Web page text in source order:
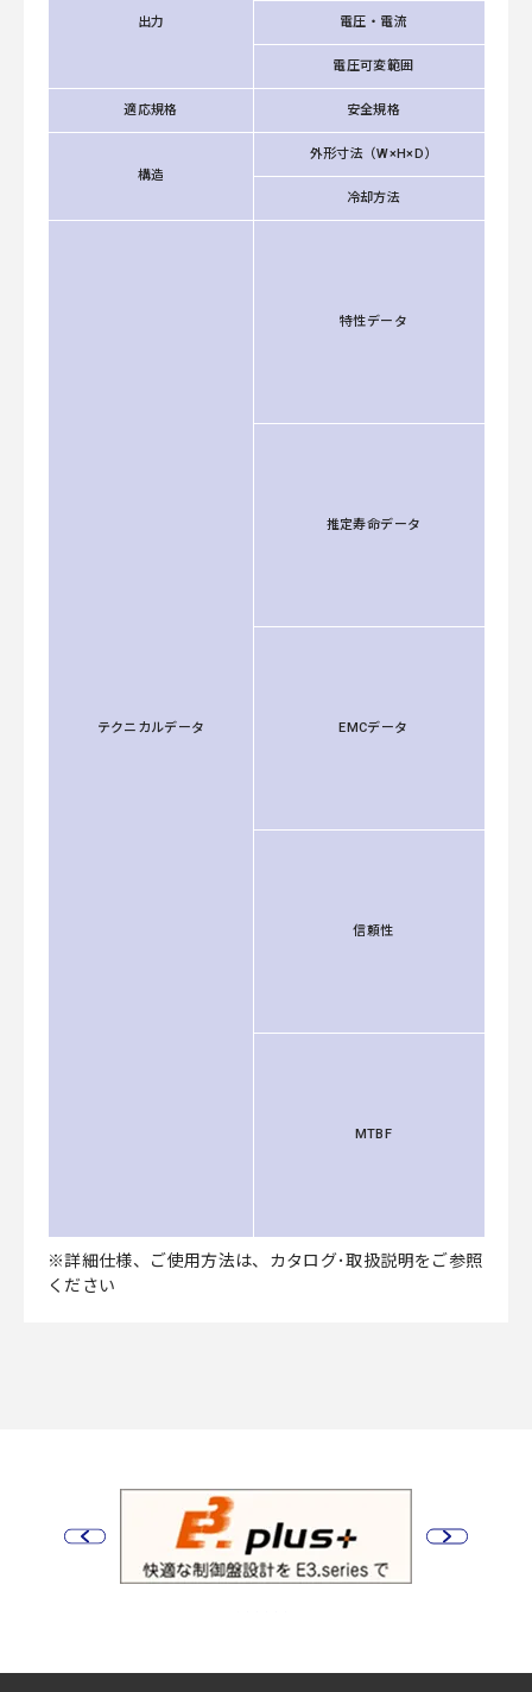
出力 電圧・電流
電圧可変範囲
適応規格 安全規格
構造
外形寸法（W×H×D）
冷却方法
テクニカルデータ
特性データ
推定寿命データ
EMCデータ
信頼性
MTBF
※詳細仕様、ご使用方法は、カタログ･取扱説明をご参照
ください